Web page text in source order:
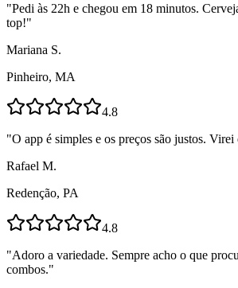
"Pedi às 22h e chegou em 18 minutos.
top!"
Mariana S.
Pinheiro, MA
4.8
"O app é simples e os preços são justos.
Rafael M.
Redenção, PA
4.8
"Adoro a variedade. Sempre acho o que
combos."